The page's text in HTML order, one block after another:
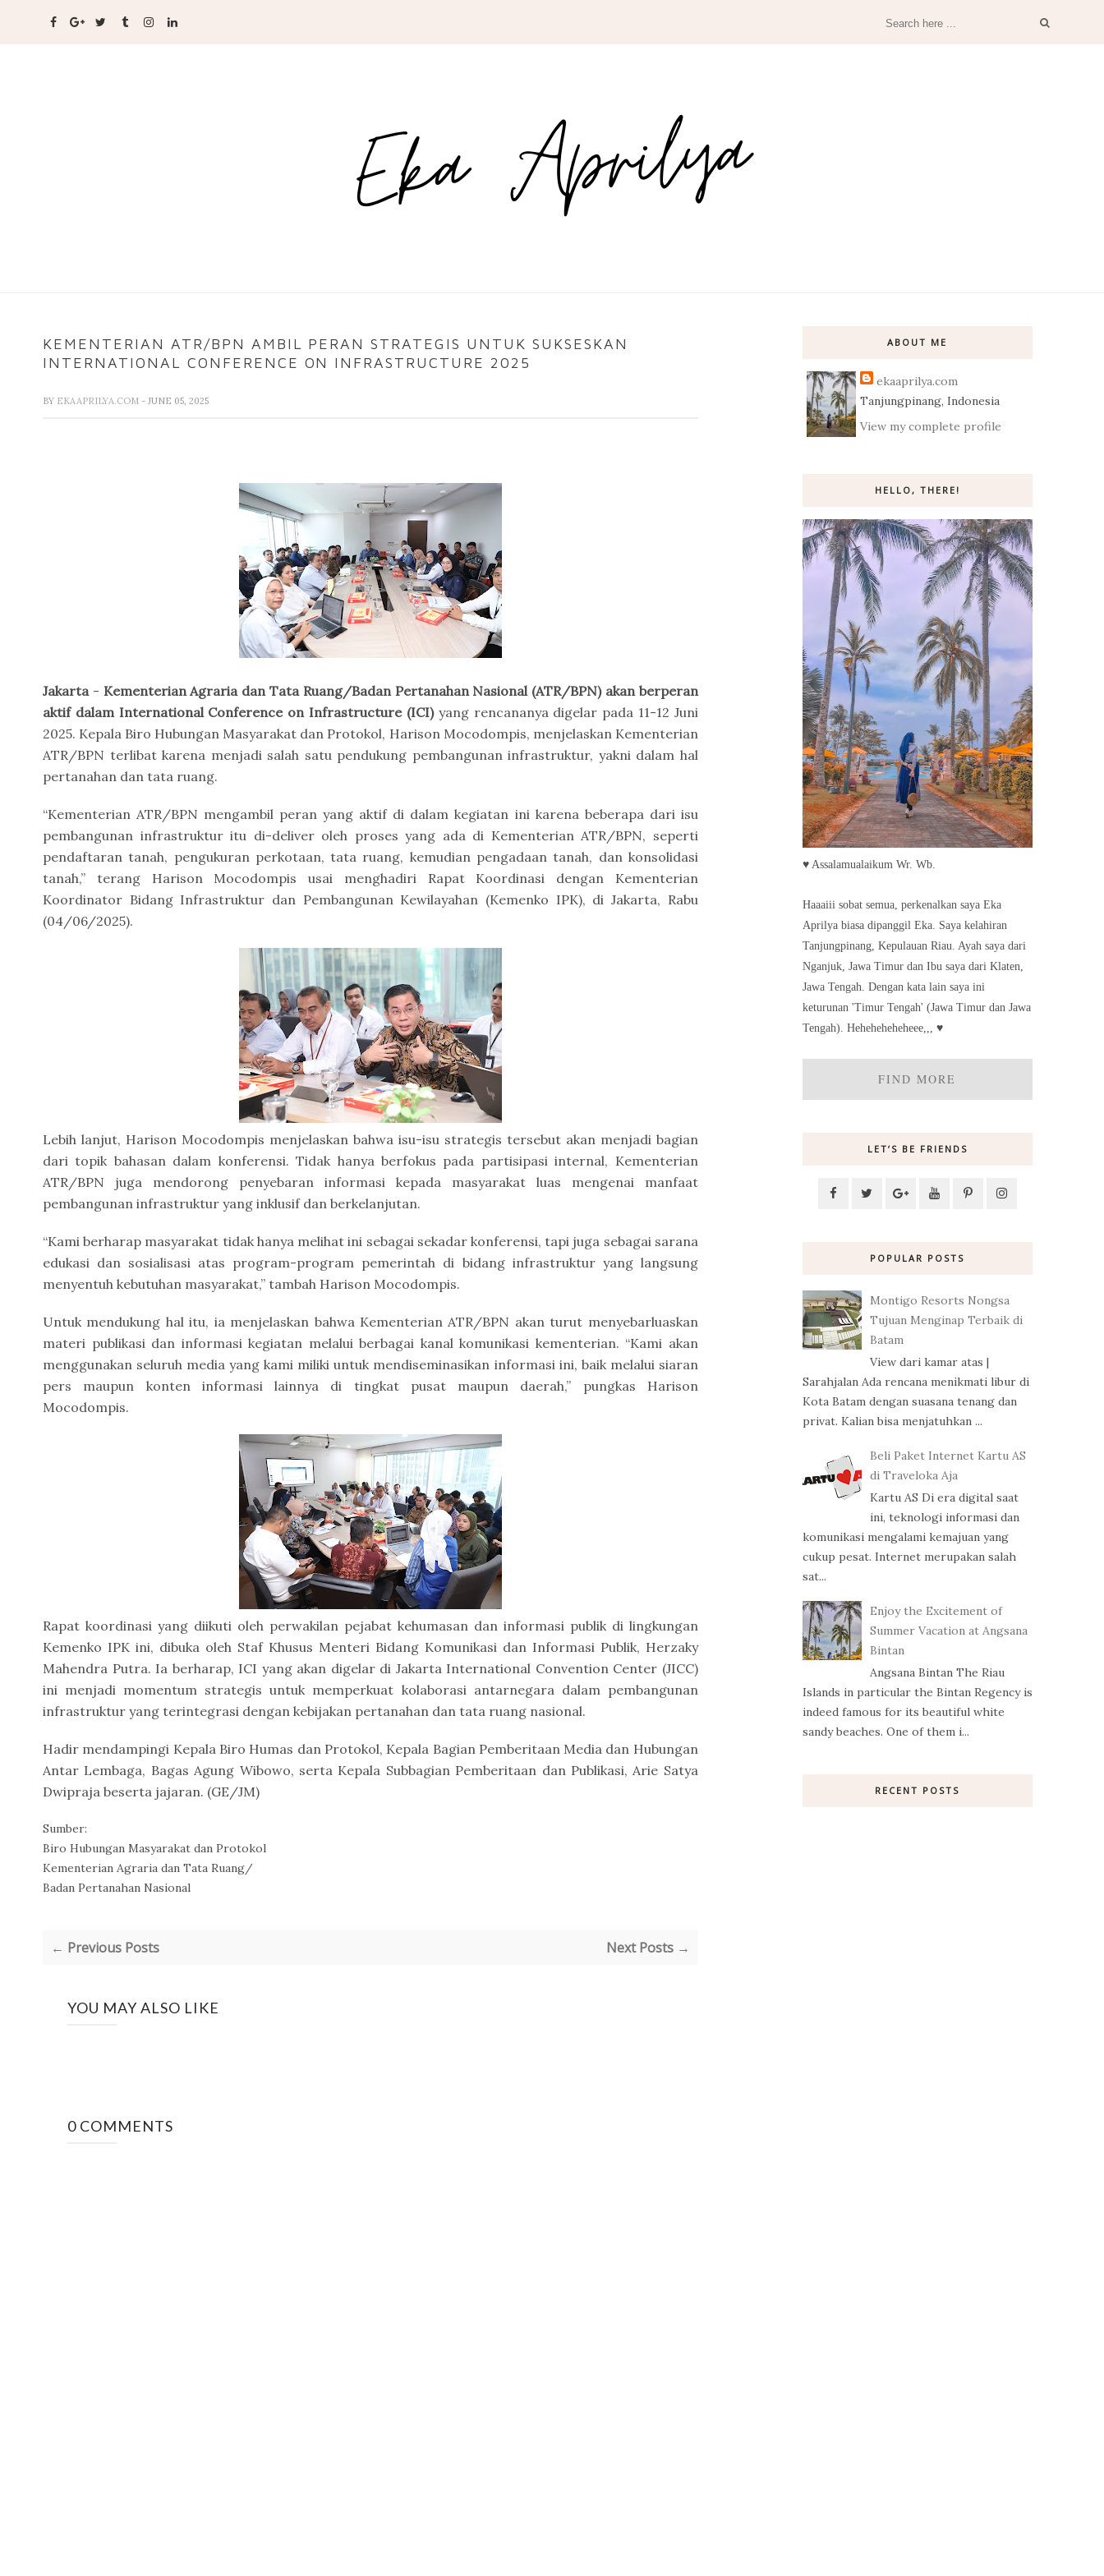
KEMENTERIAN ATR/BPN AMBIL PERAN STRATEGIS UNTUK SUKSESKAN
INTERNATIONAL CONFERENCE ON INFRASTRUCTURE 2025
BY EKAAPRILYA.COM - JUNE 05, 2025
Jakarta- Kementerian Agraria dan Tata Ruang/Badan Pertanahan Nasional (ATR/BPN) akan berperan
aktif dalam International Conference on Infrastructure (ICI)yang rencananya digelar pada 11-12 Juni
2025. Kepala Biro Hubungan Masyarakat dan Protokol, Harison Mocodompis, menjelaskan Kementerian
ATR/BPN terlibat karena menjadi salah satu pendukung pembangunan infrastruktur, yakni dalam hal
pertanahan dan tata ruang.
“Kementerian ATR/BPN mengambil peran yang aktif di dalam kegiatan ini karena beberapa dari isu
pembangunan infrastruktur itu di-deliver oleh proses yang ada di Kementerian ATR/BPN, seperti
pendaftaran tanah, pengukuran perkotaan, tata ruang, kemudian pengadaan tanah, dan konsolidasi
tanah,” terang Harison Mocodompis usai menghadiri Rapat Koordinasi dengan Kementerian
Koordinator Bidang Infrastruktur dan Pembangunan Kewilayahan (Kemenko IPK), di Jakarta, Rabu
(04/06/2025).
Lebih lanjut, Harison Mocodompis menjelaskan bahwa isu-isu strategis tersebut akan menjadi bagian
dari topik bahasan dalam konferensi. Tidak hanya berfokus pada partisipasi internal, Kementerian
ATR/BPN juga mendorong penyebaran informasi kepada masyarakat luas mengenai manfaat
pembangunan infrastruktur yang inklusif dan berkelanjutan.
“Kami berharap masyarakat tidak hanya melihat ini sebagai sekadar konferensi, tapi juga sebagai sarana
edukasi dan sosialisasi atas program-program pemerintah di bidang infrastruktur yang langsung
menyentuh kebutuhan masyarakat,” tambah Harison Mocodompis.
Untuk mendukung hal itu, ia menjelaskan bahwa Kementerian ATR/BPN akan turut menyebarluaskan
materi publikasi dan informasi kegiatan melalui berbagai kanal komunikasi kementerian. “Kami akan
menggunakan seluruh media yang kami miliki untuk mendiseminasikan informasi ini, baik melalui siaran
pers maupun konten informasi lainnya di tingkat pusat maupun daerah,” pungkas Harison
Mocodompis.
Rapat koordinasi yang diikuti oleh perwakilan pejabat kehumasan dan informasi publik di lingkungan
Kemenko IPK ini, dibuka oleh Staf Khusus Menteri Bidang Komunikasi dan Informasi Publik, Herzaky
Mahendra Putra. Ia berharap, ICI yang akan digelar di Jakarta International Convention Center (JICC)
ini menjadi momentum strategis untuk memperkuat kolaborasi antarnegara dalam pembangunan
infrastruktur yang terintegrasi dengan kebijakan pertanahan dan tata ruang nasional.
Hadir mendampingi Kepala Biro Humas dan Protokol, Kepala Bagian Pemberitaan Media dan Hubungan
Antar Lembaga, Bagas Agung Wibowo, serta Kepala Subbagian Pemberitaan dan Publikasi, Arie Satya
Dwipraja beserta jajaran. (GE/JM)
Sumber:
Biro Hubungan Masyarakat dan Protokol
Kementerian Agraria dan Tata Ruang/
Badan Pertanahan Nasional
← Previous Posts Next Posts →
YOU MAY ALSO LIKE
0 COMMENTS
ABOUT ME
ekaaprilya.com
Tanjungpinang, Indonesia
View my complete profile
HELLO, THERE!
♥ Assalamualaikum Wr. Wb.
Haaaiii sobat semua, perkenalkan saya Eka
Aprilya biasa dipanggil Eka. Saya kelahiran
Tanjungpinang, Kepulauan Riau. Ayah saya dari
Nganjuk, Jawa Timur dan Ibu saya dari Klaten,
Jawa Tengah. Dengan kata lain saya ini
keturunan 'Timur Tengah' (Jawa Timur dan Jawa
Tengah). Heheheheheheee,,, ♥
FIND MORE
LET’S BE FRIENDS
POPULAR POSTS
Montigo Resorts Nongsa
Tujuan Menginap Terbaik di
Batam
View dari kamar atas |
Sarahjalan Ada rencana menikmati libur di
Kota Batam dengan suasana tenang dan
privat. Kalian bisa menjatuhkan ...
Beli Paket Internet Kartu AS
di Traveloka Aja
Kartu AS Di era digital saat
ini, teknologi informasi dan
komunikasi mengalami kemajuan yang
cukup pesat. Internet merupakan salah
sat...
Enjoy the Excitement of
Summer Vacation at Angsana
Bintan
Angsana Bintan The Riau
Islands in particular the Bintan Regency is
indeed famous for its beautiful white
sandy beaches. One of them i...
RECENT POSTS